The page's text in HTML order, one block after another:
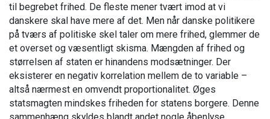
til begrebet frihed. De fleste mener tvært imod at vi
danskere skal have mere af det. Men når danske politikere
på tværs af politiske skel taler om mere frihed, glemmer de
et overset og væsentligt skisma. Mængden af frihed og
størrelsen af staten er hinandens modsætninger. Der
eksisterer en negativ korrelation mellem de to variable –
altså nærmest en omvendt proportionalitet. Øges
statsmagten mindskes friheden for statens borgere. Denne